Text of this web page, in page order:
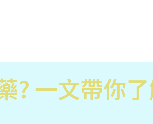
? 一文帶你